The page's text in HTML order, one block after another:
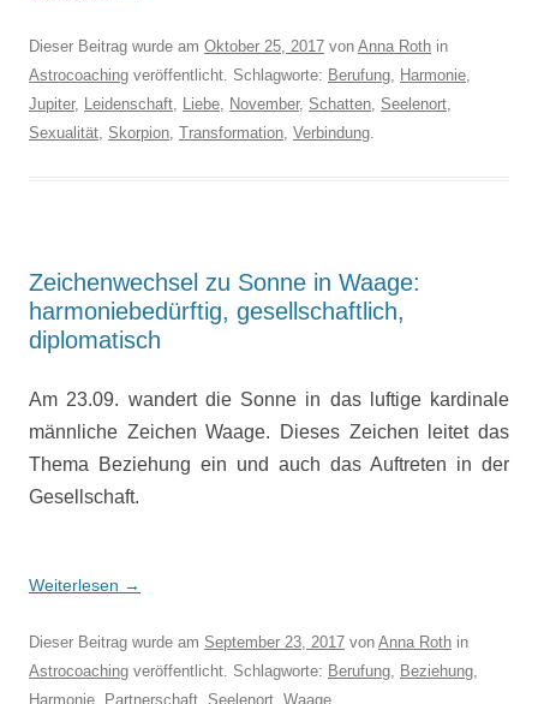
Dieser Beitrag wurde am Oktober 25, 2017 von Anna Roth in
Astrocoaching veröffentlicht. Schlagworte: Berufung, Harmonie,
Jupiter, Leidenschaft, Liebe, November, Schatten, Seelenort,
Sexualität, Skorpion, Transformation, Verbindung.
Zeichenwechsel zu Sonne in Waage:
harmoniebedürftig, gesellschaftlich,
diplomatisch
Am 23.09. wandert die Sonne in das luftige kardinale
männliche Zeichen Waage. Dieses Zeichen leitet das
Thema Beziehung ein und auch das Auftreten in der
Gesellschaft.
Weiterlesen →
Dieser Beitrag wurde am September 23, 2017 von Anna Roth in
Astrocoaching veröffentlicht. Schlagworte: Berufung, Beziehung,
Harmonie
Partnerschaft Seelenort Waage